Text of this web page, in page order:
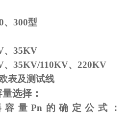
、 300型
、 35KV
、 35KV/110KV、 220KV
表及测试线
选择：
容量Pn 的确定公式：